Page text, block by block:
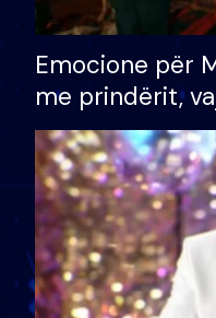
Emocione për
me prindërit,
divorci apo jo?